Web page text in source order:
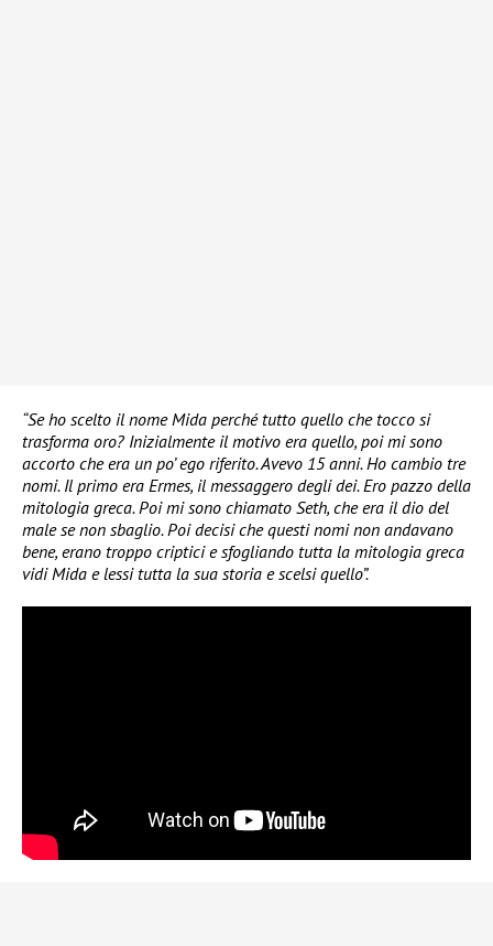
“Se ho scelto il nome Mida perché tutto quello che tocco si
trasforma oro? Inizialmente il motivo era quello, poi mi sono
accorto che era un po’ ego riferito. Avevo 15 anni. Ho cambio tre
nomi. Il primo era Ermes, il messaggero degli dei. Ero pazzo della
mitologia greca. Poi mi sono chiamato Seth, che era il dio del
male se non sbaglio. Poi decisi che questi nomi non andavano
bene, erano troppo criptici e sfogliando tutta la mitologia greca
vidi Mida e lessi tutta la sua storia e scelsi quello”.